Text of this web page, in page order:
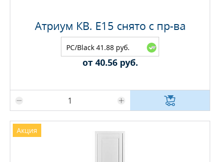
Атриум КВ. E15 снято с пр-ва
PC/Black 41.88 руб.
от 40.56 руб.
Акция